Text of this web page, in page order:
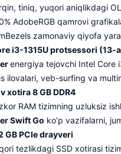
tiniq, yuqori aniqlikdagi
AdobeRGB qamrovi
zamonaviy qiyofa
i3-1315U protsessori (13-
energiya tejovchi Intel Core
ilovalari, veb-surfing va
xotira 8 GB DDR4
RAM tizimning uzluksiz
Swift Go ko’p vazifalarni,
GB PCIe drayveri
tezlikdagi SSD xotirasi